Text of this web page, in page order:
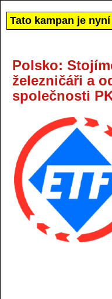
Tato kampan je
Polsko:
železničáři a
společnosti